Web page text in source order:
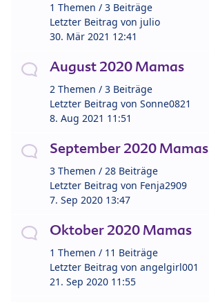
1 Themen / 3 Beiträge
Letzter Beitrag von julio
30. Mär 2021 12:41
August 2020 Mamas
2 Themen / 3 Beiträge
Letzter Beitrag von Sonne0821
8. Aug 2021 11:51
September 2020 Mamas
3 Themen / 28 Beiträge
Letzter Beitrag von Fenja2909
7. Sep 2020 13:47
Oktober 2020 Mamas
1 Themen / 11 Beiträge
Letzter Beitrag von angelgirl001
21. Sep 2020 11:55